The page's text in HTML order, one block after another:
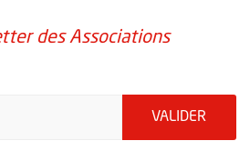
des Associations
VALIDER